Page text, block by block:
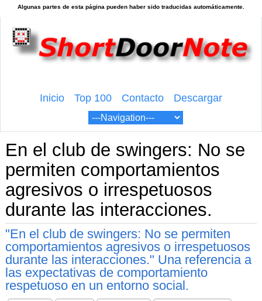
Inicio Top 100 Contacto Descargar
En el club de swingers: No se
permiten comportamientos
agresivos o irrespetuosos
durante las interacciones.
"En el club de swingers: No se permiten
comportamientos agresivos o irrespetuosos
durante las interacciones." Una referencia a
las expectativas de comportamiento
respetuoso en un entorno social.